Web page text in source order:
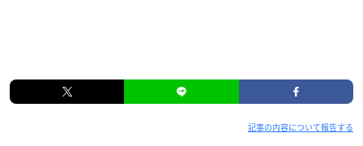
記事の内容について報告する